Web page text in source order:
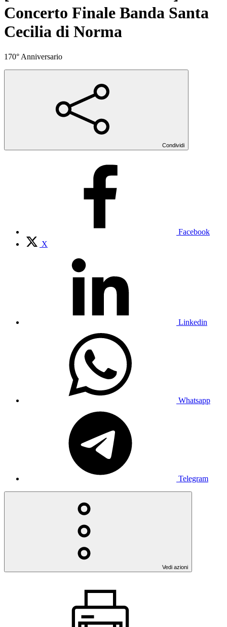
Concerto Finale Banda Santa
Cecilia di Norma
170° Anniversario
Condividi
Facebook
X
Linkedin
Whatsapp
Telegram
Vedi azioni